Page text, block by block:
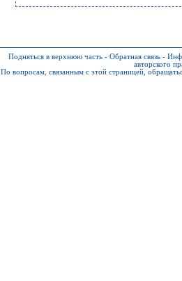
Подняться в верхнюю часть - Обратная связь -
авторского
По вопросам, связанным с этой страницей,